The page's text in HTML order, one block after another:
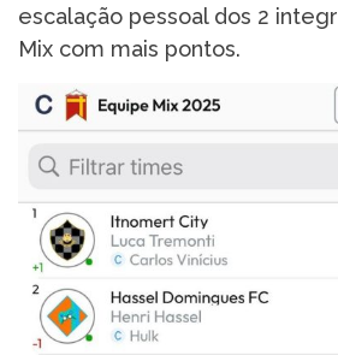
escalação pessoal dos 2
Mix com mais pontos.